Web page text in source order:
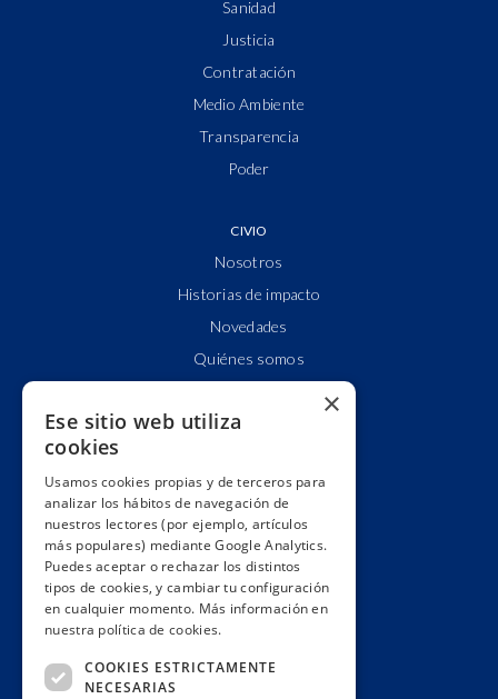
Sanidad
Justicia
Contratación
Medio Ambiente
Transparencia
Poder
CIVIO
Nosotros
Historias de impacto
Novedades
Quiénes somos
Alianzas y redes
Impacto
Premios
Formación
Código ético
Re-publica
×
Ese sitio web utiliza
cookies
Usamos cookies propias y de terceros para
analizar los hábitos de navegación de
nuestros lectores (por ejemplo, artículos
más populares) mediante Google Analytics.
Puedes aceptar o rechazar los distintos
tipos de cookies, y cambiar tu configuración
en cualquier momento. Más información en
nuestra política de cookies.
COOKIES ESTRICTAMENTE
NECESARIAS